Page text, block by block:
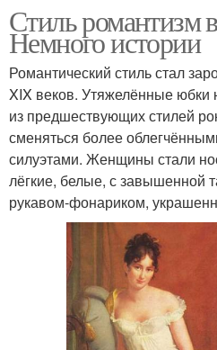
Стиль романтизм
Немного истории
Романтический стиль стал
XIX веков. Утяжелённые юбки
из предшествующих стилей
сменяться более
силуэтами. Женщины стали
лёгкие, белые, с завышенной
рукавом-фонариком,